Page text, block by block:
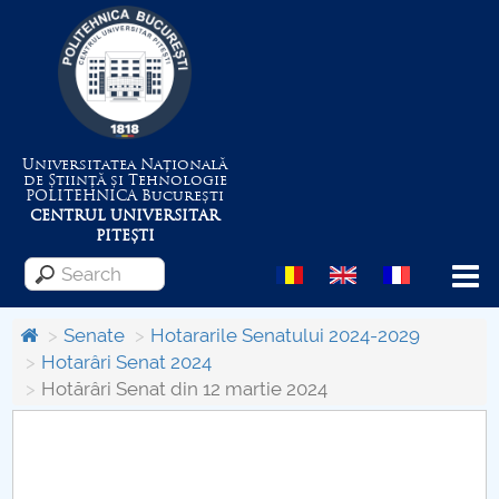
Universitatea Națională
de Știință și Tehnologie
POLITEHNICABucurești
CENTRUL UNIVERSITAR
PITEȘTI
Menu
About the University
Senate
Hotararile Senatului 2024-2029
Hotarâri Senat 2024
Hotărâri Senat din 12 martie 2024